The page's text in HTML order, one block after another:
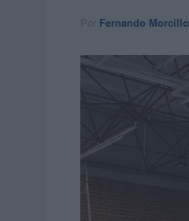
Por Fernando Morcillo